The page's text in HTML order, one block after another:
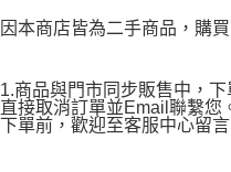
時審查核予不同之上限額度；若仍
恩沛科技股份有限公司將有權停
因本商店皆為二手商品，購
1.商品與門市同步販售中，
直接取消訂單並Email聯繫您
下單前，歡迎至客服中心留言